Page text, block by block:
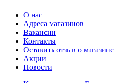
О нас
Адреса магазинов
Вакансии
Контакты
Оставить отзыв о магазине
Акции
Новости